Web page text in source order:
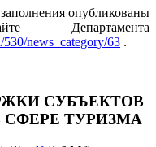
опубликованы
Департамента
news_category/63 .
СУБЪЕКТОВ
ТУРИЗМА